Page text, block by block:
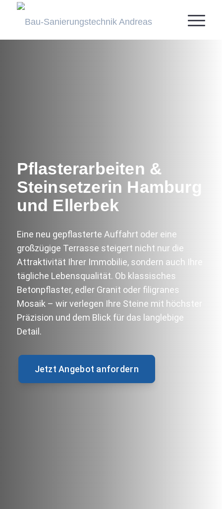
Pflasterarbeiten &
Steinsetzerin Hamburg
und Ellerbek
Eine neu gepflasterte Auffahrt oder eine
großzügige Terrasse steigert nicht nur die
Attraktivität Ihrer Immobilie, sondern auch Ihre
tägliche Lebensqualität. Ob klassisches
Betonpflaster, edler Granit oder filigranes
Mosaik – wir verlegen Ihre Steine mit höchster
Präzision und dem Blick für das langlebige
Detail.
Jetzt Angebot anfordern